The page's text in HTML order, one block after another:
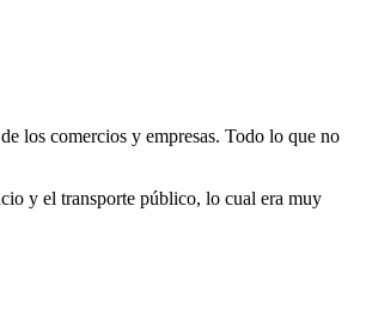
de los comercios y empresas. Todo lo que no
y el transporte público, lo cual era muy